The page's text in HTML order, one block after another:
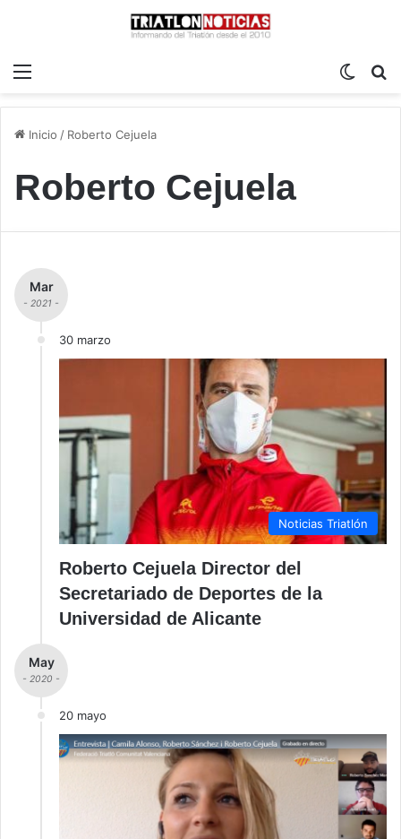
Inicio / Roberto Cejuela
Roberto Cejuela
Mar
- 2021 -
30 marzo
Noticias Triatlón
Roberto Cejuela Director del
Secretariado de Deportes de la
Universidad de Alicante
May
- 2020 -
20 mayo